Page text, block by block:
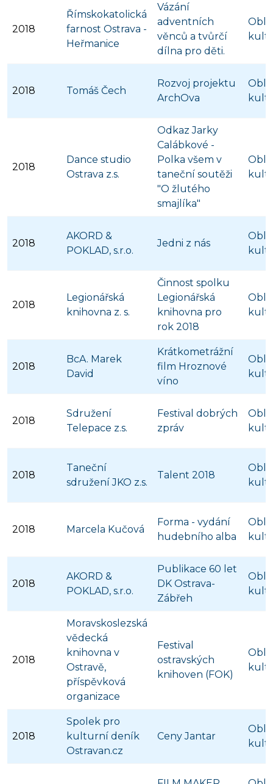
2018
Římskokatolická
farnost Ostrava -
Heřmanice
Vázání
adventních
věnců a tvůrčí
dílna pro děti.
2018 Tomáš Čech
Rozvoj projektu
ArchOva
2018
Dance studio
Ostrava z.s.
Odkaz Jarky
Calábkové -
Polka všem v
taneční soutěži
"O žlutého
smajlíka"
2018
AKORD &
POKLAD, s.r.o.
Jedni z nás
2018
Legionářská
knihovna z. s.
Činnost spolku
Legionářská
knihovna pro
rok 2018
2018
BcA. Marek
David
Krátkometrážní
film Hroznové
víno
2018
Sdružení
Telepace z.s.
Festival dobrých
zpráv
2018
Taneční
sdružení JKO z.s.
Talent 2018
2018 Marcela Kučová
Forma - vydání
hudebního alba
2018
AKORD &
POKLAD, s.r.o.
Publikace 60 let
DK Ostrava-
Zábřeh
2018
Moravskoslezská
vědecká
knihovna v
Ostravě,
příspěvková
organizace
Festival
ostravských
knihoven (FOK)
2018
Spolek pro
kulturní deník
Ostravan.cz
Ceny Jantar